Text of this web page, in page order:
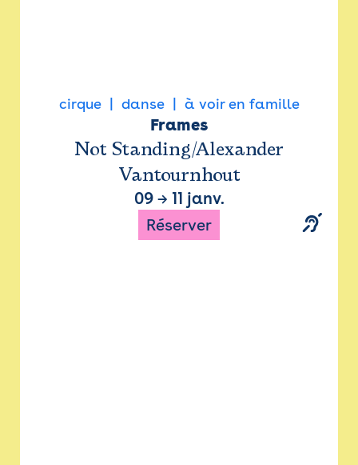
cirque danse à voir en famille
Frames
Not Standing/Alexander
Vantournhout
09→ 11 janv.
Réserver